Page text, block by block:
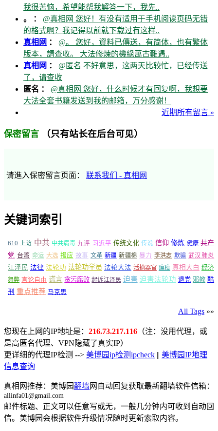
我很苦恼，希望能帮我解答一下，我先..
。 ： @真相网 您好！有没有适用于手机阅读页码无错
的格式啊？我记得以前就下载过有这样..
真相网 ： @。 您好，資料已傳送，有简体，也有繁体
版本，請查收。 大法修煉的機緣萬古難遇..
真相网 ： @匿名 不好意思，这两天比较忙，已经传送
了，请查收
匿名 ： @真相网 您好，什么时候才有回复啊，我想要
大法全套书籍发送到我的邮箱，万分感谢！
近期所有留言 »
保密留言 （只有站长在后台可见）
请進入保密留言页面： 联系我们 - 真相网
关键词索引
610 上访 中共 中共病毒 九评 习近平 传统文化 传说 信仰 修炼 健康 共产
党 台湾 命运 大选 报应 故事 文革 新疆 新疆棉 暴力 李洪志 欺骗 武汉肺炎
江泽民 法律 法轮功 法轮功学员 法轮大法 活摘器官 瘟疫 真相大白 经济
舞弊 言论自由 谎言 贪污腐败 起诉江泽民 迫害 迫害法轮功 退党 邪教 酷
刑 重点推荐 马克思
All Tags »»
您现在上网的IP地址是： 216.73.217.116 （注：没用代理，或
是高匿名代理、VPN隐藏了真实IP）
更详细的代理IP检测 --> 美博园ip检测ipcheck || 美博园IP地理
信息查询
真相网推荐：美博园翻墙网自动回复获取最新翻墙软件信箱：
allinfa01@gmail.com
邮件标题、正文可以任意写或无，一般几分钟内可收到自动回
信。美博园会根据软件升级情况随时更新索取内容。